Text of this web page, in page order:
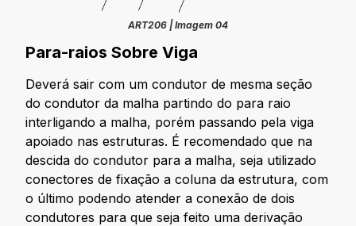
ART206 | Imagem 04
Para-raios Sobre Viga
Deverá sair com um condutor de mesma seção
do condutor da malha partindo do para raio
interligando a malha, porém passando pela viga
apoiado nas estruturas. É recomendado que na
descida do condutor para a malha, seja utilizado
conectores de fixação a coluna da estrutura, com
o último podendo atender a conexão de dois
condutores para que seja feito uma derivação